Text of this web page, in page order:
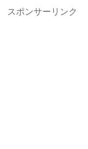
スポンサーリンク